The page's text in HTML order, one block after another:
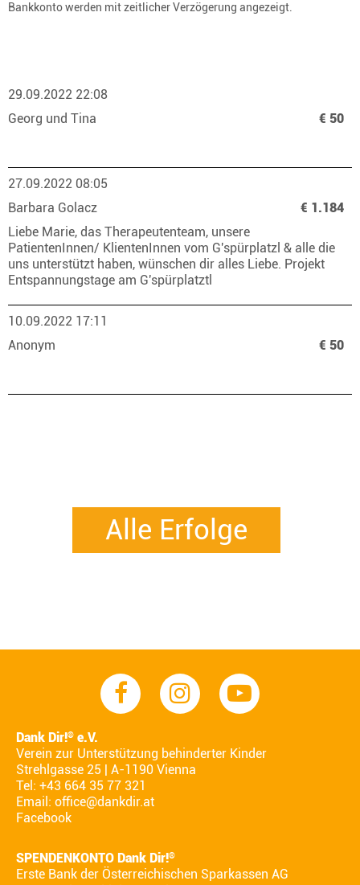
Bankkonto werden mit zeitlicher Verzögerung angezeigt.
29.09.2022 22:08
Georg und Tina
€ 50
27.09.2022 08:05
Barbara Golacz
€ 1.184
Liebe Marie, das Therapeutenteam, unsere
PatientenInnen/ KlientenInnen vom G'spürplatzl & alle die
uns unterstützt haben, wünschen dir alles Liebe. Projekt
Entspannungstage am G'spürplatztl
10.09.2022 17:11
Anonym
€ 50
Alle Erfolge
Dank Dir!® e.V.
Verein zur Unterstützung behinderter Kinder
Strehlgasse 25 | A-1190 Vienna
Tel: +43 664 35 77 321
Email: office@dankdir.at
Facebook
SPENDENKONTO Dank Dir!®
Erste Bank der Österreichischen Sparkassen AG